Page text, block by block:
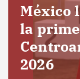
México
la
2026